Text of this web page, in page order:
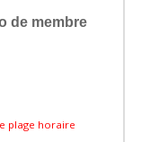
de membre
plage horaire